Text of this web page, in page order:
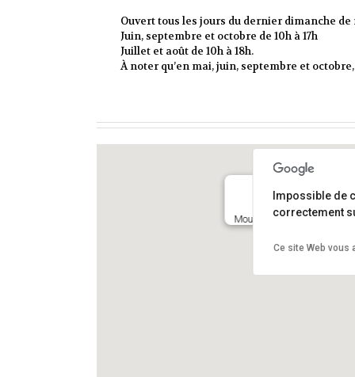
Ouvert tous les jours du dernier dimanche de
Juin, septembre et octobre de 10h à 17h
Juillet et août de 10h à 18h.
À noter qu’en mai, juin, septembre et
Moulin seigneurial 11 930,
Impossible de
correctement
Ce site Web vous